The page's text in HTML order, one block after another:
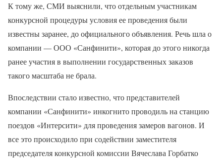
К тому же, СМИ выяснили, что отдельным участникам
конкурсной процедуры условия ее проведения были
известны заранее, до официального объявления. Речь шла о
компании — ООО «Санфинити», которая до этого никогда
ранее участия в выполнении государственных заказов
такого масштаба не брала.
Впоследствии стало известно, что представителей
компании «Санфинити» инкогнито проводиль на станцию
поездов «Интерсити» для проведения замеров вагонов. И
все это происходило при содействии заместителя
председателя конкурсной комиссии Вячеслава Горбатко